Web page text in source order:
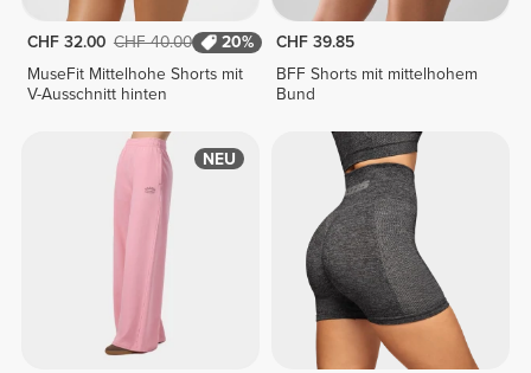
CHF 32.00 CHF 40.00
20%
MuseFit Mittelhohe Shorts mit
V-Ausschnitt hinten
CHF 39.85
BFF Shorts mit mittelhohem
Bund
NEU